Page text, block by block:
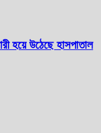
হয়ে উঠেছে হাসপাতাল